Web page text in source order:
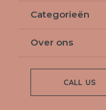
Categorieën
Over ons
CALL US